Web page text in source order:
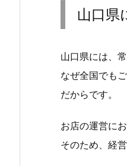
山口県
山口県には、
なぜ全国でも
だからです。
お店の運営に
そのため、経